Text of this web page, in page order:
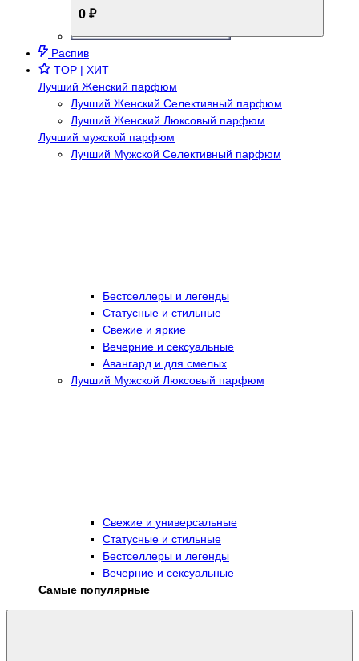
0 ₽
Распив
TOP | ХИТ
Лучший Женский парфюм
Лучший Женский Селективный парфюм
Лучший Женский Люксовый парфюм
Лучший мужской парфюм
Лучший Мужской Селективный парфюм
Бестселлеры и легенды
Статусные и стильные
Свежие и яркие
Вечерние и сексуальные
Авангард и для смелых
Лучший Мужской Люксовый парфюм
Свежие и универсальные
Статусные и стильные
Бестселлеры и легенды
Вечерние и сексуальные
Самые популярные